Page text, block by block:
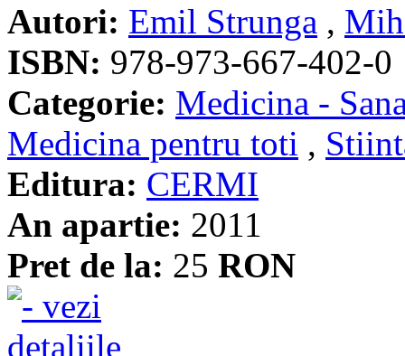
Autori: Emil Strunga ,
ISBN: 978-973-667-402-0
Categorie: Medicina -
Medicina pentru toti ,
Editura: CERMI
An apartie: 2011
Pret de la: 25 RON